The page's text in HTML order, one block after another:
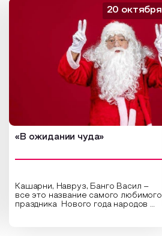
«В ожидании чуда»
Кашарни, Навруз, Банго Васил –
все это название самого любимого
праздника Нового года народов
20 октября